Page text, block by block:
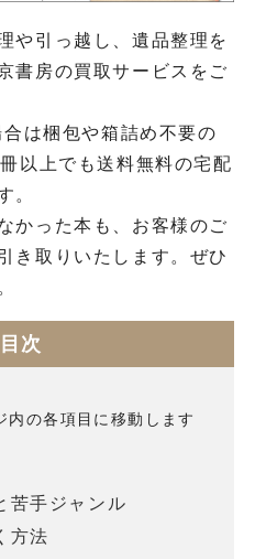
や引っ越し、遺品整理を
書房の買取サービスをご
は梱包や箱詰め不要の
以上でも送料無料の宅配
。
かった本も、お客様のご
き取りいたします。ぜひ
目次
内の各項目に移動します
苦手ジャンル
方法